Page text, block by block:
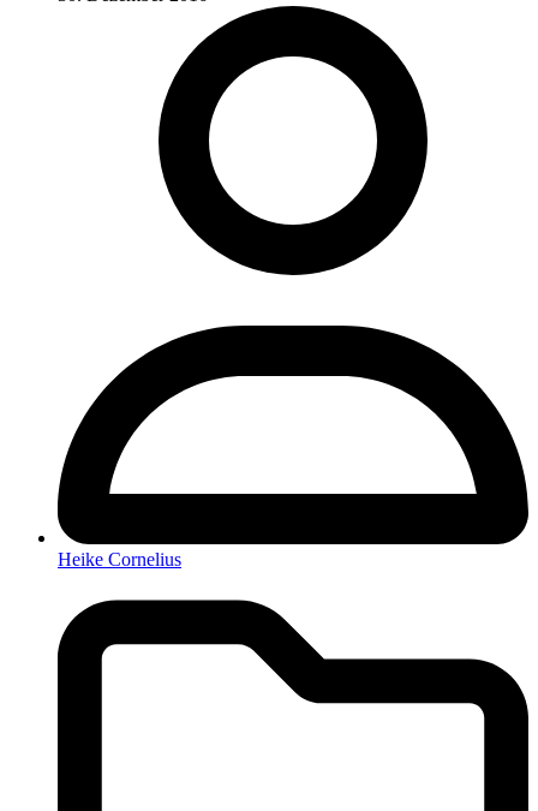
Heike Cornelius